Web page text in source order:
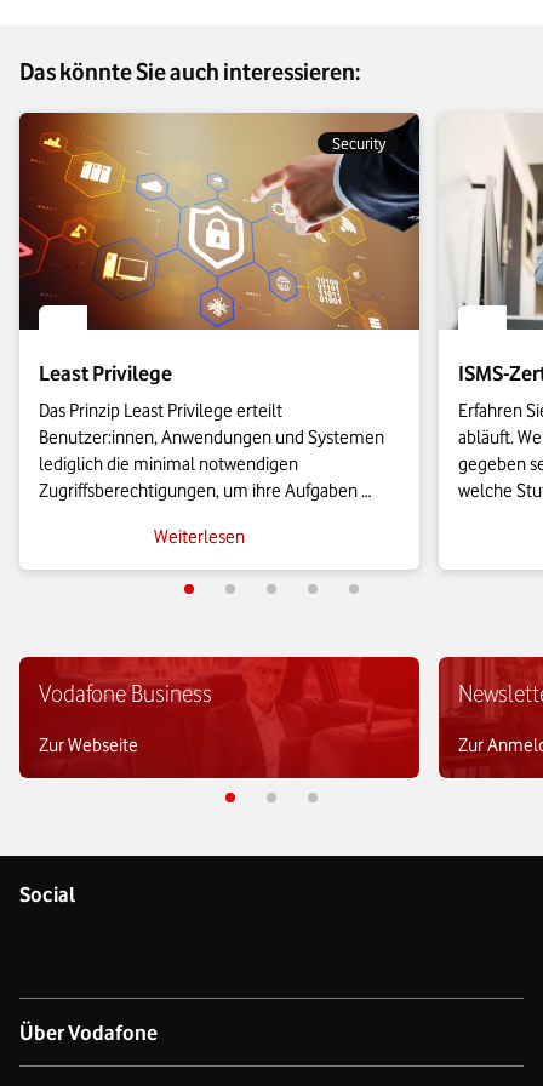
Das könnte Sie auch interessieren:
Security
Least Privilege
Das Prinzip Least Privilege erteilt
Benutzer:innen, Anwendungen und Systemen
lediglich die minimal notwendigen
Zugriffsberechtigungen, um ihre Aufgaben
Unternehmen die Angriffsfläche für
Cyberbedrohungen erheblich reduzieren.
Weiterlesen
ISMS-
Erfahren
abläuft.
gegeben
welche
Beitrag.
Vodafone Business
Zur Webseite Zur
Social
Über Vodafone